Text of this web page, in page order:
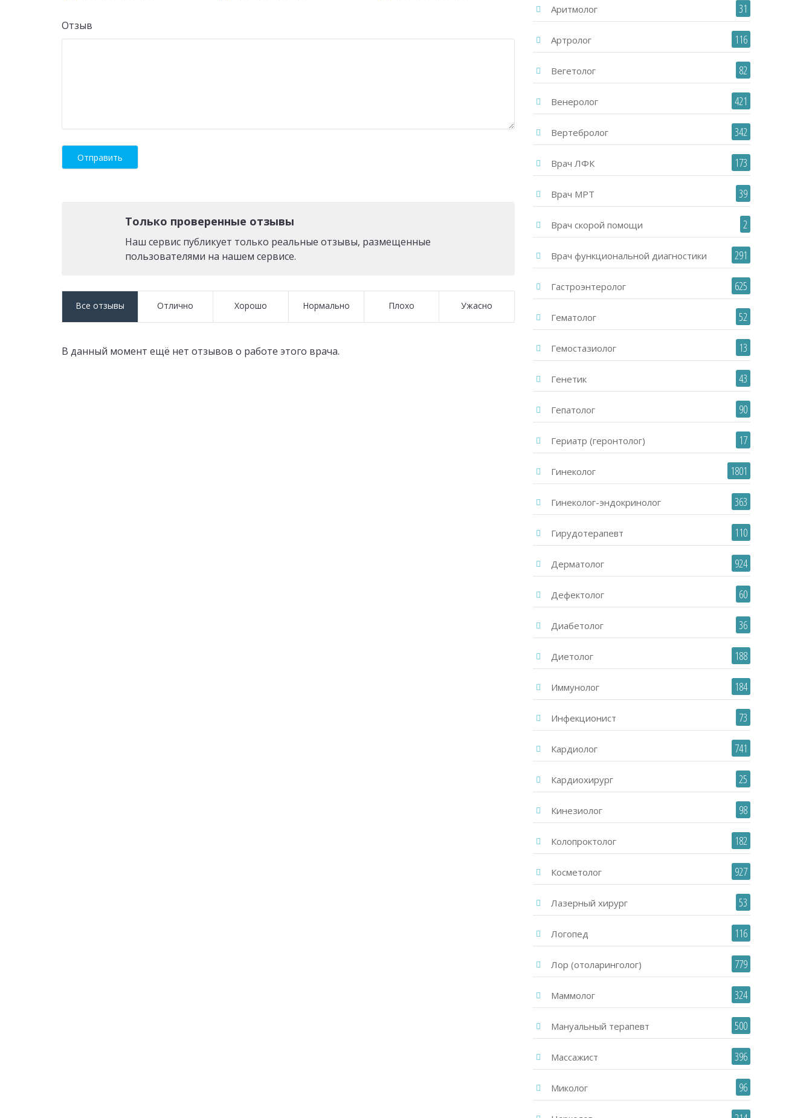
Отзыв
Только проверенные отзывы
Наш сервис публикует только реальные отзывы, размещенные
пользователями на нашем сервисе.
Все отзывы Отлично Хорошо Нормально Плохо Ужасно
В данный момент ещё нет отзывов о работе этого врача.
Аритмолог 31
Артролог 116
Вегетолог 82
Венеролог 421
Вертебролог 342
Врач ЛФК 173
Врач МРТ 39
Врач скорой помощи 2
Врач функциональной диагностики 291
Гастроэнтеролог 625
Гематолог 52
Гемостазиолог 13
Генетик 43
Гепатолог 90
Гериатр (геронтолог) 17
Гинеколог 1801
Гинеколог-эндокринолог 363
Гирудотерапевт 110
Дерматолог 924
Дефектолог 60
Диабетолог 36
Диетолог 188
Иммунолог 184
Инфекционист 73
Кардиолог 741
Кардиохирург 25
Кинезиолог 98
Колопроктолог 182
Косметолог 927
Лазерный хирург 53
Логопед 116
Лор (отоларинголог) 779
Маммолог 324
Мануальный терапевт 500
Массажист 396
Миколог 96